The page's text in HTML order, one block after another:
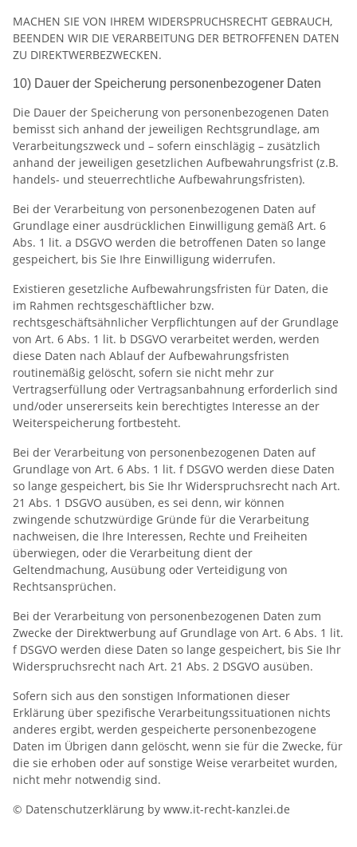
MACHEN SIE VON IHREM WIDERSPRUCHSRECHT GEBRAUCH,
BEENDEN WIR DIE VERARBEITUNG DER BETROFFENEN DATEN
ZU DIREKTWERBEZWECKEN.
10) Dauer der Speicherung personenbezogener Daten
Die Dauer der Speicherung von personenbezogenen Daten
bemisst sich anhand der jeweiligen Rechtsgrundlage, am
Verarbeitungszweck und – sofern einschlägig – zusätzlich
anhand der jeweiligen gesetzlichen Aufbewahrungsfrist (z.B.
handels- und steuerrechtliche Aufbewahrungsfristen).
Bei der Verarbeitung von personenbezogenen Daten auf
Grundlage einer ausdrücklichen Einwilligung gemäß Art. 6
Abs. 1 lit. a DSGVO werden die betroffenen Daten so lange
gespeichert, bis Sie Ihre Einwilligung widerrufen.
Existieren gesetzliche Aufbewahrungsfristen für Daten, die
im Rahmen rechtsgeschäftlicher bzw.
rechtsgeschäftsähnlicher Verpflichtungen auf der Grundlage
von Art. 6 Abs. 1 lit. b DSGVO verarbeitet werden, werden
diese Daten nach Ablauf der Aufbewahrungsfristen
routinemäßig gelöscht, sofern sie nicht mehr zur
Vertragserfüllung oder Vertragsanbahnung erforderlich sind
und/oder unsererseits kein berechtigtes Interesse an der
Weiterspeicherung fortbesteht.
Bei der Verarbeitung von personenbezogenen Daten auf
Grundlage von Art. 6 Abs. 1 lit. f DSGVO werden diese Daten
so lange gespeichert, bis Sie Ihr Widerspruchsrecht nach Art.
21 Abs. 1 DSGVO ausüben, es sei denn, wir können
zwingende schutzwürdige Gründe für die Verarbeitung
nachweisen, die Ihre Interessen, Rechte und Freiheiten
überwiegen, oder die Verarbeitung dient der
Geltendmachung, Ausübung oder Verteidigung von
Rechtsansprüchen.
Bei der Verarbeitung von personenbezogenen Daten zum
Zwecke der Direktwerbung auf Grundlage von Art. 6 Abs. 1 lit.
f DSGVO werden diese Daten so lange gespeichert, bis Sie Ihr
Widerspruchsrecht nach Art. 21 Abs. 2 DSGVO ausüben.
Sofern sich aus den sonstigen Informationen dieser
Erklärung über spezifische Verarbeitungssituationen nichts
anderes ergibt, werden gespeicherte personenbezogene
Daten im Übrigen dann gelöscht, wenn sie für die Zwecke, für
die sie erhoben oder auf sonstige Weise verarbeitet wurden,
nicht mehr notwendig sind.
© Datenschutzerklärung by www.it-recht-kanzlei.de